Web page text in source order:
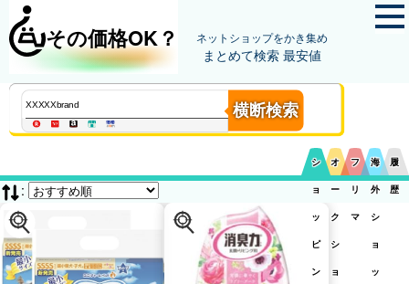
その価格OK？ ネットショップをかき集め
まとめて検索 最安値
横断検索
シ
ョ
ッ
ピ
ン
オ
ー
ク
シ
ョ
フ
リ
マ
海
外
シ
ョ
ッ
履
歴
: